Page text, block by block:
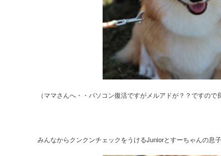
（ママさんへ・・パソコン復活ですがメルアドが？？ですの
みんなからクンクンチェックをうけるJuniorとすーちゃんの息